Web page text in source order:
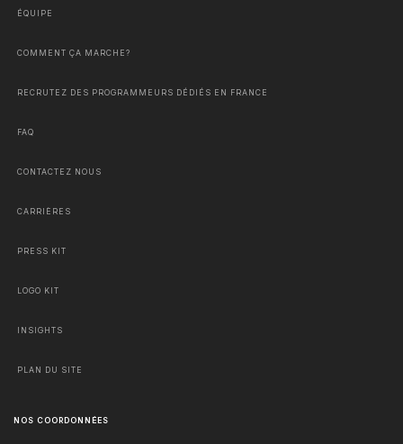
ÉQUIPE
COMMENT ÇA MARCHE?
RECRUTEZ DES PROGRAMMEURS DÉDIÉS EN FRANCE
FAQ
CONTACTEZ NOUS
CARRIÈRES
PRESS KIT
LOGO KIT
INSIGHTS
PLAN DU SITE
NOS COORDONNÉES